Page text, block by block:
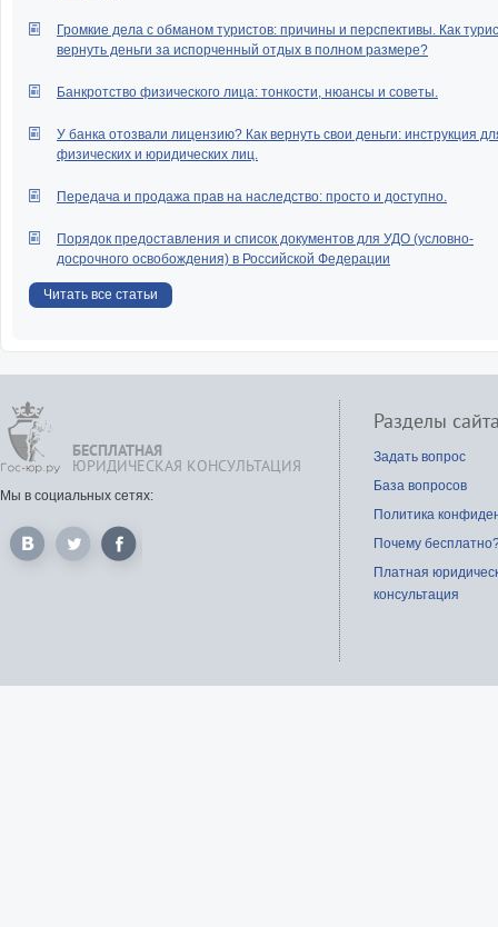
Громкие дела с обманом туристов: причины и перспективы. Как
вернуть деньги за испорченный отдых в полном размере?
Банкротство физического лица: тонкости, нюансы и советы.
У банка отозвали лицензию? Как вернуть свои деньги: инструкция
физических и юридических лиц.
Передача и продажа прав на наследство: просто и доступно.
Порядок предоставления и список документов для УДО (условно-
досрочного освобождения) в Российской Федерации
Читать все статьи
БЕСПЛАТНАЯ
ЮРИДИЧЕСКАЯ КОНСУЛЬТАЦИЯ
Мы в социальных сетях:
Разделы
Задать вопрос
База вопросов
Политика
Почему
Платная
консультация